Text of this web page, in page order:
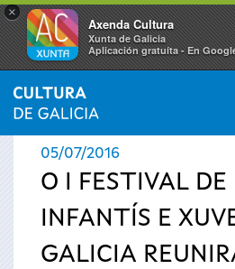
×
Axenda Cultura
Xunta de Galicia
Aplicación gratuíta - En
Vostede
está
aquí
INICIO › ACTUALIDADE
05/07/2016
O I FESTIVAL DE
INFANTÍS E
GALICIA